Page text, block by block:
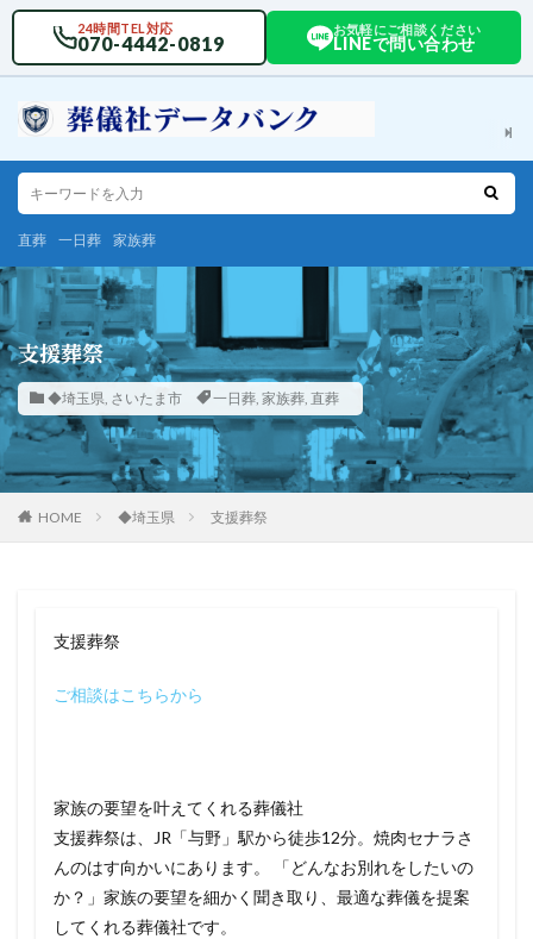
24時間TEL対応
070-4442-0819
お気軽にご相談ください
LINEで問い合わせ
直葬 一日葬 家族葬
支援葬祭
◆埼玉県, さいたま市 一日葬, 家族葬, 直葬
HOME ◆埼玉県 支援葬祭
支援葬祭
ご相談はこちらから
家族の要望を叶えてくれる葬儀社
支援葬祭は、JR「与野」駅から徒歩12分。焼肉セナラさ
んのはす向かいにあります。 「どんなお別れをしたいの
か？」家族の要望を細かく聞き取り、最適な葬儀を提案
してくれる葬儀社です。